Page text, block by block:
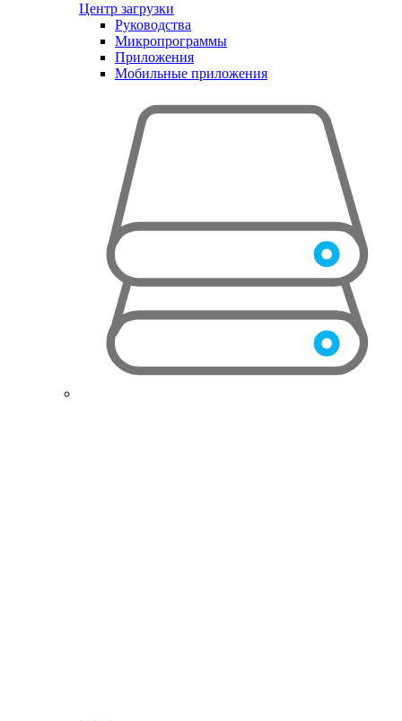
Центр загрузки
Руководства
Микропрограммы
Приложения
Мобильные приложения